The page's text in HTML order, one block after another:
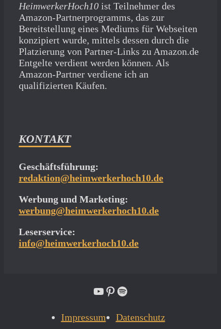
HeimwerkerHoch10 ist Teilnehmer des
Amazon-Partnerprogramms, das zur
Bereitstellung eines Mediums für Webseiten
konzipiert wurde, mittels dessen durch die
Platzierung von Partner-Links zu Amazon.de
Entgelte verdient werden können. Als
Amazon-Partner verdiene ich an
qualifizierten Käufen.
KONTAKT
Geschäftsführung:
redaktion@heimwerkerhoch10.de
Werbung und Marketing:
werbung@heimwerkerhoch10.de
Leserservice:
info@heimwerkerhoch10.de
YouTube
Pinterest
Spotify
Impressum
Datenschutz